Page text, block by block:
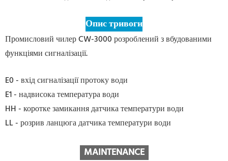
Опис тривоги
Промисловий чилер CW-3000 розроблений з вбудованими
функціями сигналізації.
E0 - вхід сигналізації протоку води
E1 - надвисока температура води
HH - коротке замикання датчика температури води
LL - розрив ланцюга датчика температури води
MAINTENANCE